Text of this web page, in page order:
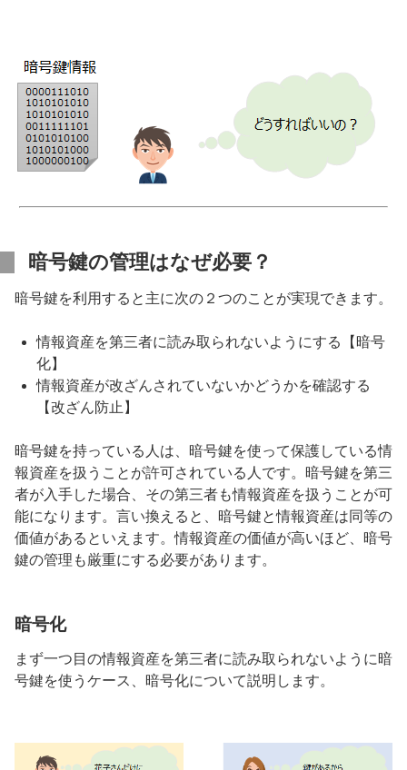
暗号鍵の管理はなぜ必要？
暗号鍵を利用すると主に次の２つのことが実現できます。
情報資産を第三者に読み取られないようにする【暗号
化】
情報資産が改ざんされていないかどうかを確認する
【改ざん防止】
暗号鍵を持っている人は、暗号鍵を使って保護している情
報資産を扱うことが許可されている人です。暗号鍵を第三
者が入手した場合、その第三者も情報資産を扱うことが可
能になります。言い換えると、暗号鍵と情報資産は同等の
価値があるといえます。情報資産の価値が高いほど、暗号
鍵の管理も厳重にする必要があります。
暗号化
まず一つ目の情報資産を第三者に読み取られないように暗
号鍵を使うケース、暗号化について説明します。